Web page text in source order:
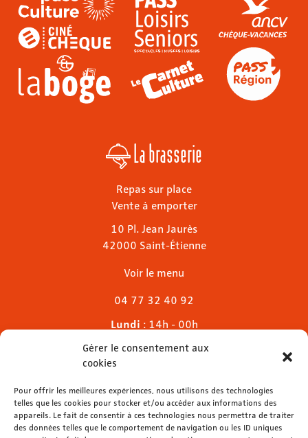
Gérer le consentement aux
cookies
Pour offrir les meilleures expériences, nous utilisons des technologies
telles que les cookies pour stocker et/ou accéder aux informations des
appareils. Le fait de consentir à ces technologies nous permettra de traiter
des données telles que le comportement de navigation ou les ID uniques
La brasserie
Repas sur place
Vente à emporter
10 Pl. Jean Jaurès
42000 Saint-Étienne
Voir le menu
04 77 32 40 92
Lundi : 14h - 00h
Mardi & mercredi
Jeudi
Dimanche: 11h - 00h